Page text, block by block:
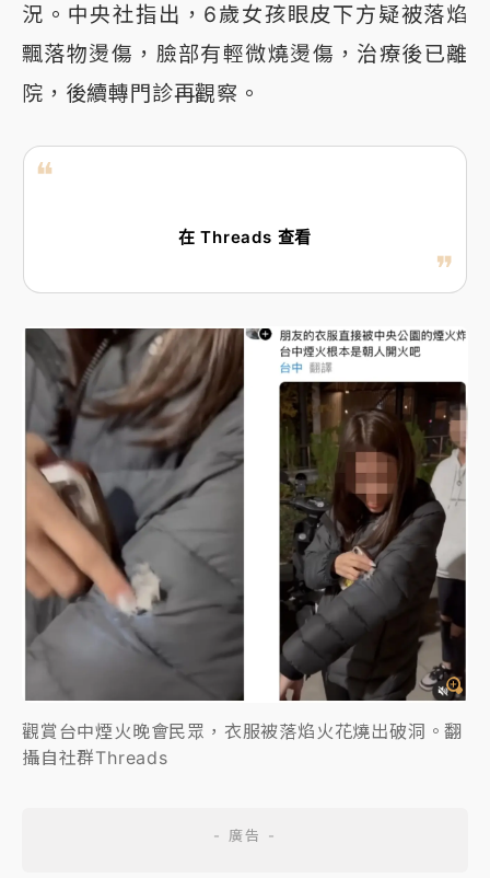
況。中央社指出，6歲女孩眼皮下方疑被落焰
飄落物燙傷，臉部有輕微燒燙傷，治療後已離
院，後續轉門診再觀察。
在 Threads 查看
觀賞台中煙火晚會民眾，衣服被落焰火花燒出破洞。翻
攝自社群Threads